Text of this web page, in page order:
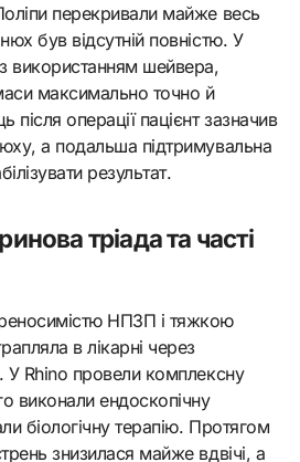
перекривали майже весь
був відсутній повністю. У
з використанням шейвера,
максимально точно й
після операції пацієнт зазначив
а подальша підтримувальна
результат.
тріада та часті
НПЗП і тяжкою
в лікарні через
У Rhino провели комплексну
виконали ендоскопічну
біологічну терапію. Протягом
знизилася майже вдвічі, а